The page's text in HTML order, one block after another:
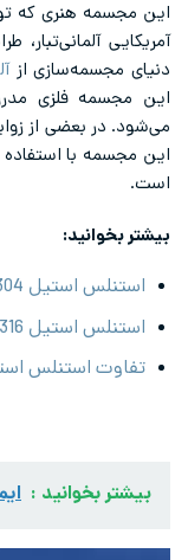
این مجسمه هنری که
آمریکایی
دنیای مجسمه‌سازی از
این مجسمه فلزی
می‌شود. در بعضی از
است.
بیشتر بخوانید:
استنلس استیل 304
استنلس استیل 316
تفاوت استنلس استیل 304
بیشتر بخوانید :